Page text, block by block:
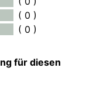
( 0 )
( 0 )
für diesen